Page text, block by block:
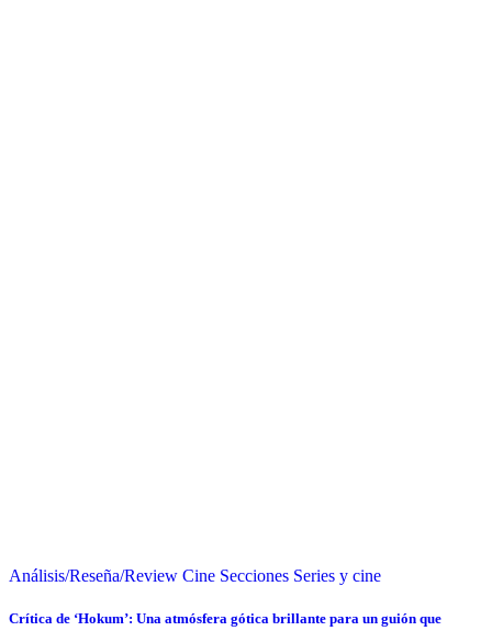
Análisis/Reseña/Review Cine Secciones Series y cine
Crítica de ‘Hokum’: Una atmósfera gótica brillante para un guión que